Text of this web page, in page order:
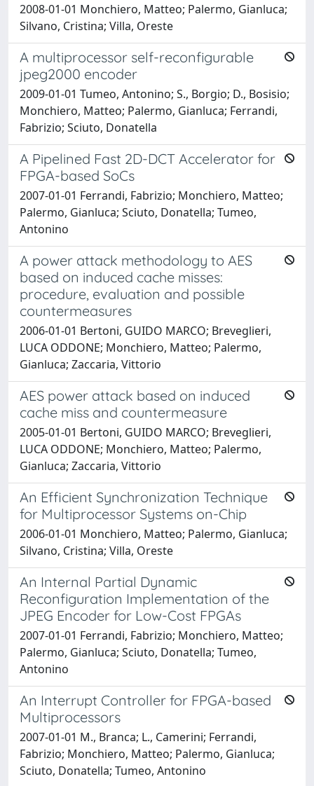
2008-01-01 Monchiero, Matteo; Palermo, Gianluca;
Silvano, Cristina; Villa, Oreste
A multiprocessor self-reconfigurable
jpeg2000 encoder
2009-01-01 Tumeo, Antonino; S., Borgio; D., Bosisio;
Monchiero, Matteo; Palermo, Gianluca; Ferrandi,
Fabrizio; Sciuto, Donatella
A Pipelined Fast 2D-DCT Accelerator for
FPGA-based SoCs
2007-01-01 Ferrandi, Fabrizio; Monchiero, Matteo;
Palermo, Gianluca; Sciuto, Donatella; Tumeo,
Antonino
A power attack methodology to AES
based on induced cache misses:
procedure, evaluation and possible
countermeasures
2006-01-01 Bertoni, GUIDO MARCO; Breveglieri,
LUCA ODDONE; Monchiero, Matteo; Palermo,
Gianluca; Zaccaria, Vittorio
AES power attack based on induced
cache miss and countermeasure
2005-01-01 Bertoni, GUIDO MARCO; Breveglieri,
LUCA ODDONE; Monchiero, Matteo; Palermo,
Gianluca; Zaccaria, Vittorio
An Efficient Synchronization Technique
for Multiprocessor Systems on-Chip
2006-01-01 Monchiero, Matteo; Palermo, Gianluca;
Silvano, Cristina; Villa, Oreste
An Internal Partial Dynamic
Reconfiguration Implementation of the
JPEG Encoder for Low-Cost FPGAs
2007-01-01 Ferrandi, Fabrizio; Monchiero, Matteo;
Palermo, Gianluca; Sciuto, Donatella; Tumeo,
Antonino
An Interrupt Controller for FPGA-based
Multiprocessors
2007-01-01 M., Branca; L., Camerini; Ferrandi,
Fabrizio; Monchiero, Matteo; Palermo, Gianluca;
Sciuto, Donatella; Tumeo, Antonino